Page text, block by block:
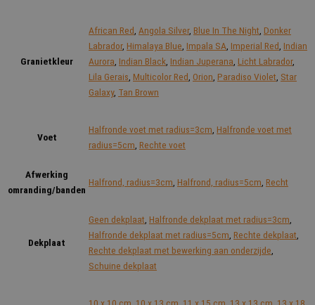
Granietkleur
African Red, Angola Silver, Blue In The Night, Donker
Labrador, Himalaya Blue, Impala SA, Imperial Red, Indian
Aurora, Indian Black, Indian Juperana, Licht Labrador,
Lila Gerais, Multicolor Red, Orion, Paradiso Violet, Star
Galaxy, Tan Brown
Voet
Halfronde voet met radius=3cm, Halfronde voet met
radius=5cm, Rechte voet
Afwerking
omranding/banden
Halfrond, radius=3cm, Halfrond, radius=5cm, Recht
Dekplaat
Geen dekplaat, Halfronde dekplaat met radius=3cm,
Halfronde dekplaat met radius=5cm, Rechte dekplaat,
Rechte dekplaat met bewerking aan onderzijde,
Schuine dekplaat